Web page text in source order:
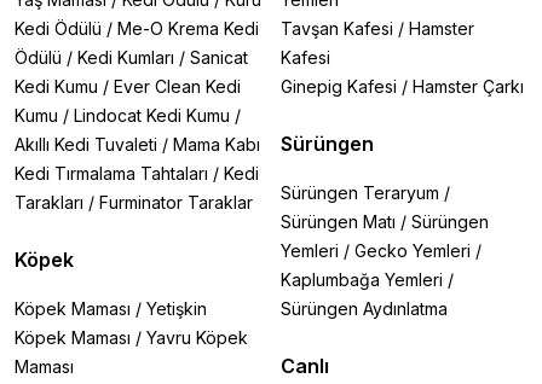
Kedi Ödülü / Me-O Krema Kedi
Ödülü / Kedi Kumları / Sanicat
Kedi Kumu / Ever Clean Kedi
Kumu / Lindocat Kedi Kumu /
Akıllı Kedi Tuvaleti / Mama Kabı
Kedi Tırmalama Tahtaları / Kedi
Tarakları / Furminator Taraklar
Köpek
Köpek Maması / Yetişkin
Köpek Maması / Yavru Köpek
Maması
Tavşan Kafesi / Hamster
Kafesi
Ginepig Kafesi / Hamster Çarkı
Sürüngen
Sürüngen Teraryum /
Sürüngen Matı / Sürüngen
Yemleri / Gecko Yemleri /
Kaplumbağa Yemleri /
Sürüngen Aydınlatma
Canlı